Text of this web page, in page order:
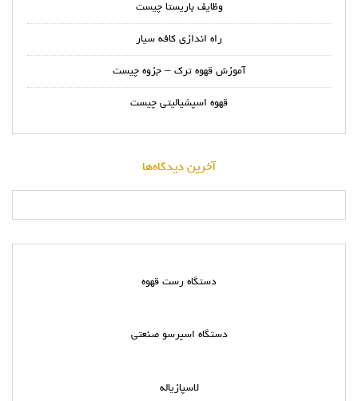
وظایف باریستا چیست
راه اندازی کافه سیار
آموزش قهوه ترک – جزوه چیست
قهوه اسپشیالیتی چیست
آخرین دیدگاه‌ها
دستگاه رست قهوه
دستگاه اسپرسو صنعتی
لاسپازیاله